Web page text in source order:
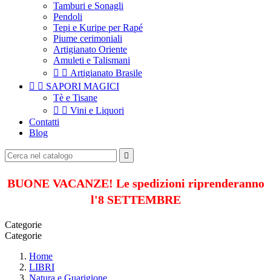
Tamburi e Sonagli
Pendoli
Tepi e Kuripe per Rapé
Piume cerimoniali
Artigianato Oriente
Amuleti e Talismani
  Artigianato Brasile
  SAPORI MAGICI
Tè e Tisane
  Vini e Liquori
Contatti
Blog

BUONE VACANZE! Le spedizioni riprenderanno
l'8 SETTEMBRE
Categorie
Categorie
Home
LIBRI
Natura e Guarigione